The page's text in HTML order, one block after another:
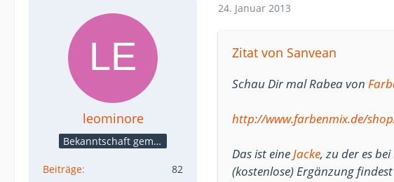
leominore
Bekanntschaft gemacht
Beiträge 82
24. Januar 2013
Zitat von Sanvean
Schau Dir mal Rabea von
http://www.farbenmix.de/
Das ist eineJacke, zu der es bei
(kostenlose) Ergänzung